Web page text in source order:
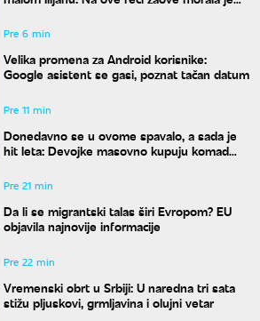
Pre 6 min
Velika promena za Android korisnike:
Google asistent se gasi, poznat tačan datum
Pre 11 min
Donedavno se u ovome spavalo, a sada je
hit leta: Devojke masovno kupuju komad
Pre 21 min
Da li se migrantski talas širi Evropom? EU
objavila najnovije informacije
Pre 22 min
Vremenski obrt u Srbiji: U naredna tri sata
stižu pljuskovi, grmljavina i olujni vetar